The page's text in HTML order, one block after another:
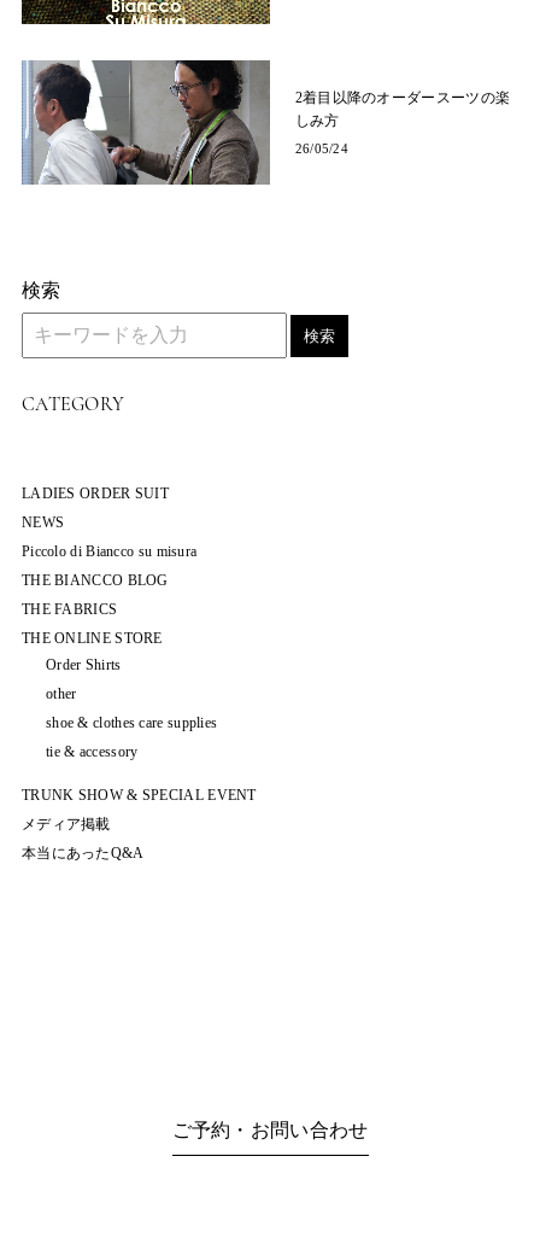
2着目以降のオーダースーツの楽
しみ方
26/05/24
検索
検索
CATEGORY
LADIES ORDER SUIT
NEWS
Piccolo di Biancco su misura
THE BIANCCO BLOG
THE FABRICS
THE ONLINE STORE
Order Shirts
other
shoe & clothes care supplies
tie & accessory
TRUNK SHOW & SPECIAL EVENT
メディア掲載
本当にあったQ&A
ご予約・お問い合わせ